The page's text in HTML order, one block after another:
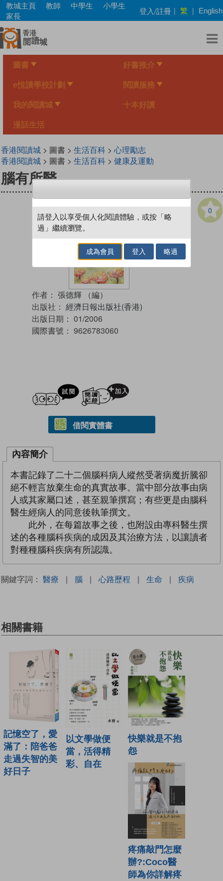
Skip
main
content
教城主頁 教師 中學生
小學生
家長
登入/註冊 | 繁 | English
圖書 好書推介
e悅讀學校計劃 閱讀服務
我的閱讀城 十本好讀
漫話生活
香港閱讀城> 圖書 > 生活百科> 心理勵志
香港閱讀城> 圖書 > 生活百科> 健康及運動
腦有所醫
0
作者： 張德輝 （編）
出版社： 經濟日報出版社(香港)
出版日期： 01/2006
國際書號： 9626783060
試閲
借閱實體書
內容簡介
本書記錄了二十二個腦科病人縱然受著病魔折騰卻
絕不輕言放棄生命的真實故事。當中部分故事由病
人或其家屬口述，甚至親筆撰寫；有些更是由腦科
醫生經病人的同意後執筆撰文。
此外，在每篇故事之後，也附設由專科醫生撰
述的各種腦科疾病的成因及其治療方法，以讓讀者
對種種腦科疾病有所認識。
關鍵字詞： 醫療 | 腦 | 心路歷程 | 生命 | 疾病
相關書籍
記憶空了，愛
滿了：陪爸爸
走過失智的美
好日子
以文學做便
當，活得精
彩、自在
快樂就是不抱
怨
疼痛敲門怎麼
辦?:Coco醫
師為你詳解疼
請登入以享受個人化閱讀體驗，或按「略
過」繼續瀏覽。
成為會員 登入 略過